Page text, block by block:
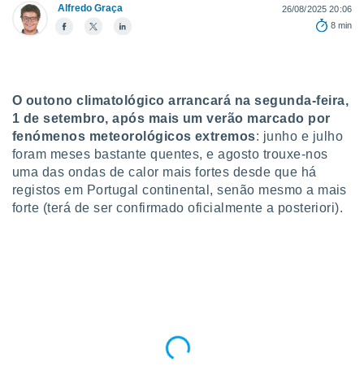
lhe
e
na nossa
e
a
cookies
parte
Alfredo Graça
26/08/2025 20:06
8 min
O outono climatológico arrancará na segunda-feira,
1 de setembro, após mais um verão marcado por
fenómenos meteorológicos extremos: junho e julho
foram meses bastante quentes, e agosto trouxe-nos
uma das ondas de calor mais fortes desde que há
registos em Portugal continental, senão mesmo a mais
forte (terá de ser confirmado oficialmente a posteriori).